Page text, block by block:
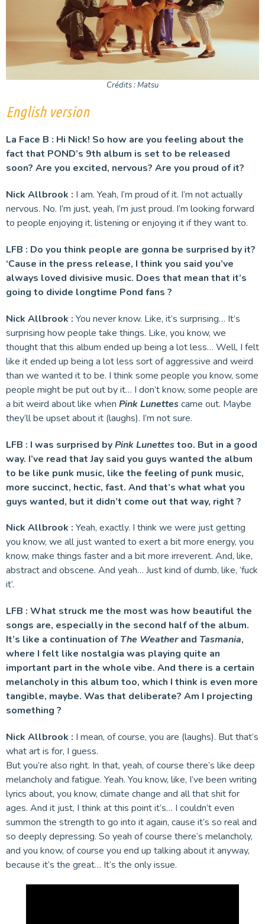
Crédits : Matsu
English version
La Face B : Hi Nick! So how are you feeling about the
fact that POND’s 9th album is set to be released
soon? Are you excited, nervous? Are you proud of it?
Nick Allbrook : I am. Yeah, I’m proud of it. I’m not actually
nervous. No. I’m just, yeah, I’m just proud. I’m looking forward
to people enjoying it, listening or enjoying it if they want to.
LFB : Do you think people are gonna be surprised by it?
‘Cause in the press release, I think you said you’ve
always loved divisive music. Does that mean that it’s
going to divide longtime Pond fans ?
Nick Allbrook : You never know. Like, it’s surprising… It’s
surprising how people take things. Like, you know, we
thought that this album ended up being a lot less… Well, I felt
like it ended up being a lot less sort of aggressive and weird
than we wanted it to be. I think some people you know, some
people might be put out by it… I don’t know, some people are
a bit weird about like when Pink Lunettescame out. Maybe
they’ll be upset about it (laughs). I’m not sure.
LFB : I was surprised byPink Lunettestoo. But in a good
way. I’ve read that Jay said you guys wanted the album
to be like punk music, like the feeling of punk music,
more succinct, hectic, fast. And that’s what what you
guys wanted, but it didn’t come out that way, right ?
Nick Allbrook : Yeah, exactly. I think we were just getting
you know, we all just wanted to exert a bit more energy, you
know, make things faster and a bit more irreverent. And, like,
abstract and obscene. And yeah… Just kind of dumb, like, ‘fuck
it’.
LFB : What struck me the most was how beautiful the
songs are, especially in the second half of the album.
It’s like a continuation ofThe Weatherand Tasmania,
where I felt like nostalgia was playing quite an
important part in the whole vibe. And there is a certain
melancholy in this album too, which I think is even more
tangible, maybe. Was that deliberate? Am I projecting
something ?
Nick Allbrook : I mean, of course, you are (laughs). But that’s
what art is for, I guess.
But you’re also right. In that, yeah, of course there’s like deep
melancholy and fatigue. Yeah. You know, like, I’ve been writing
lyrics about, you know, climate change and all that shit for
ages. And it just, I think at this point it’s… I couldn’t even
summon the strength to go into it again, cause it’s so real and
so deeply depressing. So yeah of course there’s melancholy,
and you know, of course you end up talking about it anyway,
because it’s the great… It’s the only issue.